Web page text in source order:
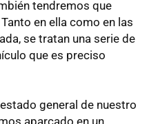
tendremos que
en ella como en las
se tratan una serie de
que es preciso
general de nuestro
aparcado en un